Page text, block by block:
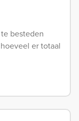
besteden
er totaal